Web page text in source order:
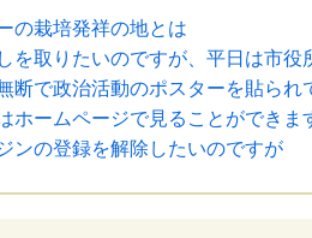
の栽培発祥の地とは
を取りたいのですが、平日は市役
断で政治活動のポスターを貼られ
ホームページで見ることができま
ンの登録を解除したいのですが